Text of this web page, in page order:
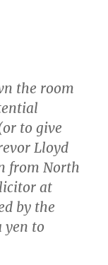
the room
to give
Lloyd
from North
at
by the
yen to